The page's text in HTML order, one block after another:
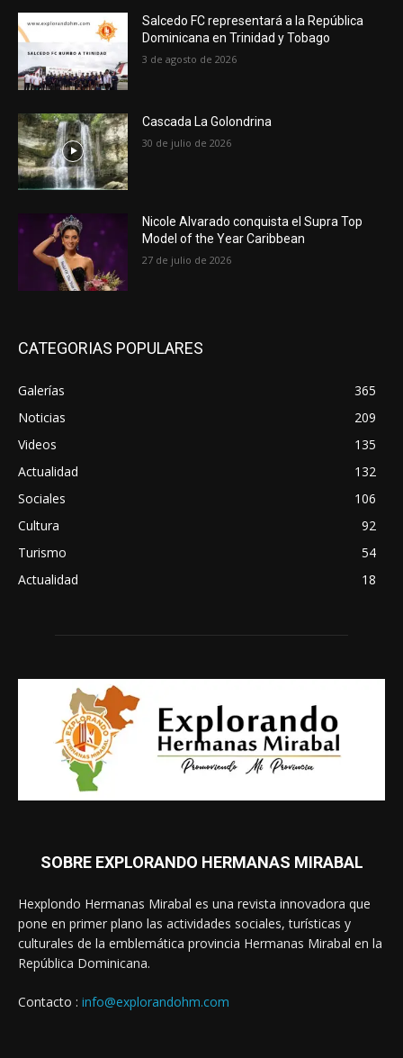
Salcedo FC representará a la República
Dominicana en Trinidad y Tobago
3 de agosto de 2026
Cascada La Golondrina
30 de julio de 2026
Nicole Alvarado conquista el Supra Top
Model of the Year Caribbean
27 de julio de 2026
CATEGORIAS POPULARES
Galerías
365
Noticias
209
Videos
135
Actualidad
132
Sociales
106
Cultura
92
Turismo
54
Actualidad
18
SOBRE EXPLORANDO HERMANAS MIRABAL
Hexplondo Hermanas Mirabal es una revista innovadora que
pone en primer plano las actividades sociales, turísticas y
culturales de la emblemática provincia Hermanas Mirabal en la
República Dominicana.
Contacto : info@explorandohm.com